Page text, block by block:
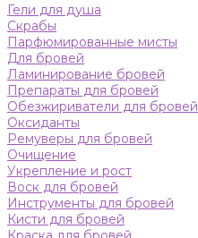
Гели для душа
Скрабы
Парфюмированные мисты
Для бровей
Ламинирование бровей
Препараты для бровей
Обезжириватели для бровей
Оксиданты
Ремуверы для бровей
Очищение
Укрепление и рост
Воск для бровей
Инструменты для бровей
Кисти для бровей